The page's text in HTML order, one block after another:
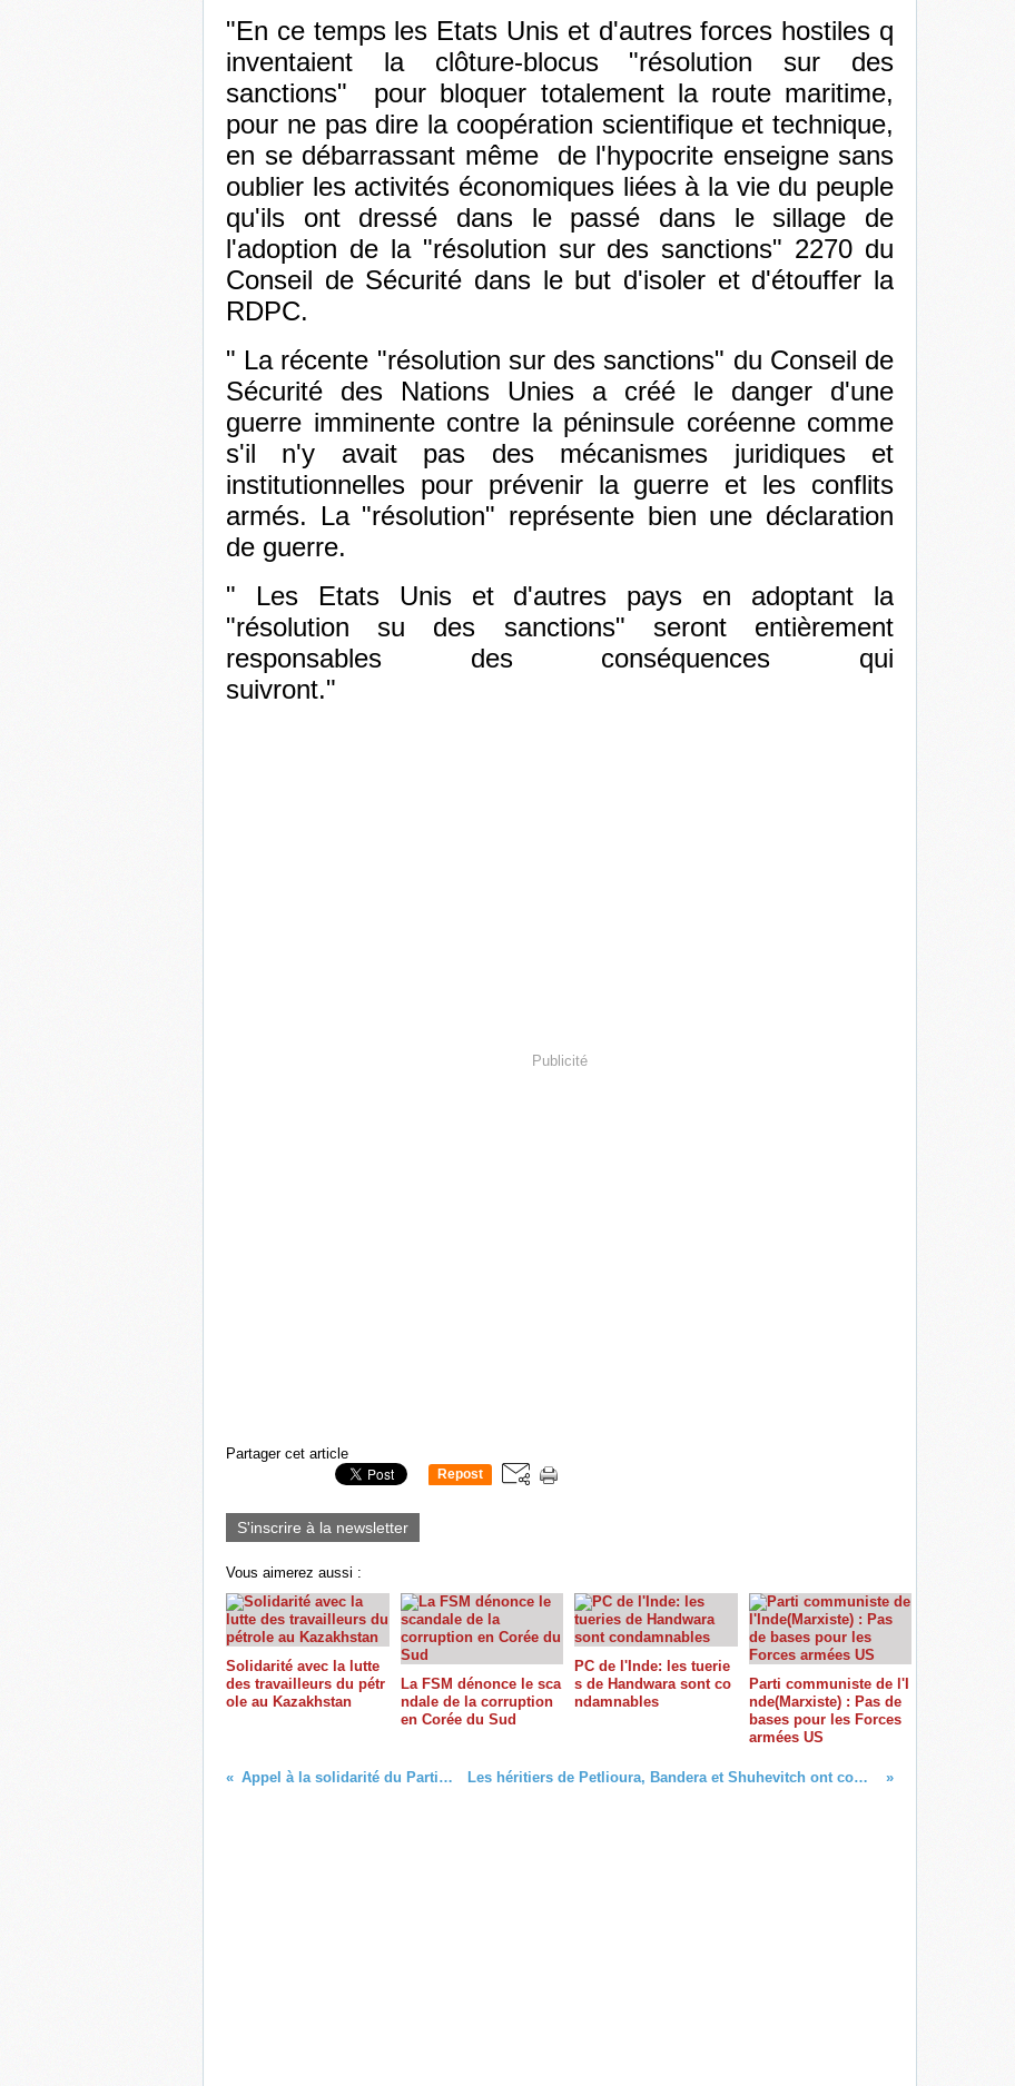
"En ce temps les Etats Unis et d'autres forces hostiles q
inventaient la clôture-blocus "résolution sur des
sanctions" pour bloquer totalement la route maritime,
pour ne pas dire la coopération scientifique et technique,
en se débarrassant même de l'hypocrite enseigne sans
oublier les activités économiques liées à la vie du peuple
qu'ils ont dressé dans le passé dans le sillage de
l'adoption de la "résolution sur des sanctions" 2270 du
Conseil de Sécurité dans le but d'isoler et d'étouffer la
RDPC.
" La récente "résolution sur des sanctions" du Conseil de
Sécurité des Nations Unies a créé le danger d'une
guerre imminente contre la péninsule coréenne comme
s'il n'y avait pas des mécanismes juridiques et
institutionnelles pour prévenir la guerre et les conflits
armés. La "résolution" représente bien une déclaration
de guerre.
" Les Etats Unis et d'autres pays en adoptant la
"résolution su des sanctions" seront entièrement
responsables des conséquences qui
suivront."
Publicité
Partager cet article
Repost
S'inscrire à la newsletter
Vous aimerez aussi :
Solidarité avec la lutte
des travailleurs du pétr
ole au Kazakhstan
La FSM dénonce le sca
ndale de la corruption
en Corée du Sud
PC de l'Inde: les tuerie
s de Handwara sont co
ndamnables
Parti communiste de l'I
nde(Marxiste) : Pas de
bases pour les Forces
armées US
Appel à la solidarité du Parti communiste Soudanais Les héritiers de Petlioura, Bandera et Shuhevitch ont commencé des "pogroms" anti-juifs en Ukraine